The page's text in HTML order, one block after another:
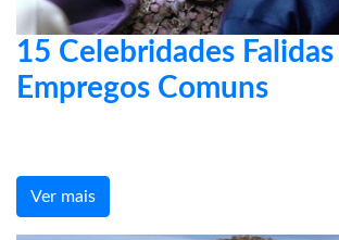
15 Celebridades
Empregos Comuns
Ver mais